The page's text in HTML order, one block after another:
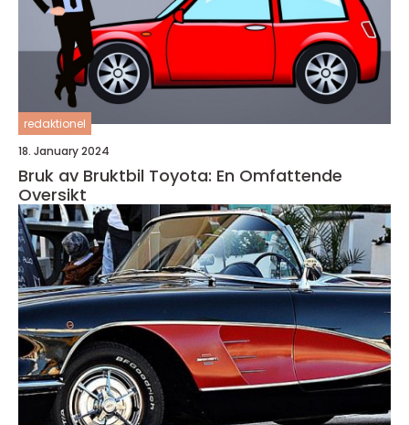
redaktionel
18. January 2024
Bruk av Bruktbil Toyota: En Omfattende
Oversikt